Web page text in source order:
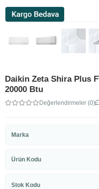
Daikin Zeta Shira Plus
20000 Btu
Değerlendirmeler (0)
Marka
Ürün Kodu
Stok Kodu